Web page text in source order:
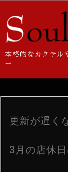
本格的なカクテル
ー
更新が遅く
3月の店休日